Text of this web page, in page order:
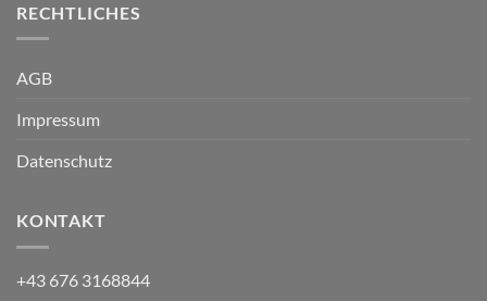
RECHTLICHES
AGB
Impressum
Datenschutz
KONTAKT
+43 676 3168844